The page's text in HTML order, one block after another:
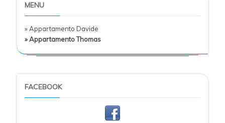
MENU
» Appartamento Davide
» Appartamento Thomas
FACEBOOK